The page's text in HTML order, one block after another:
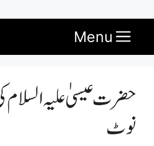
Menu
حضرت عیسیٰ علیہ السلام
نوٹ